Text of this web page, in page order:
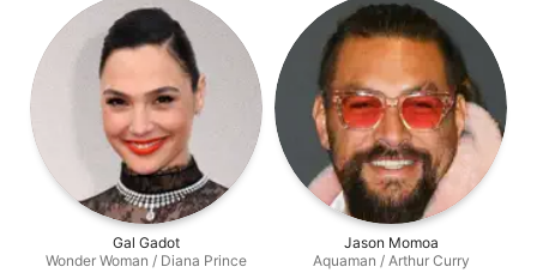
Gal Gadot
Wonder Woman / Diana Prince
Jason Momoa
Aquaman / Arthur Curry